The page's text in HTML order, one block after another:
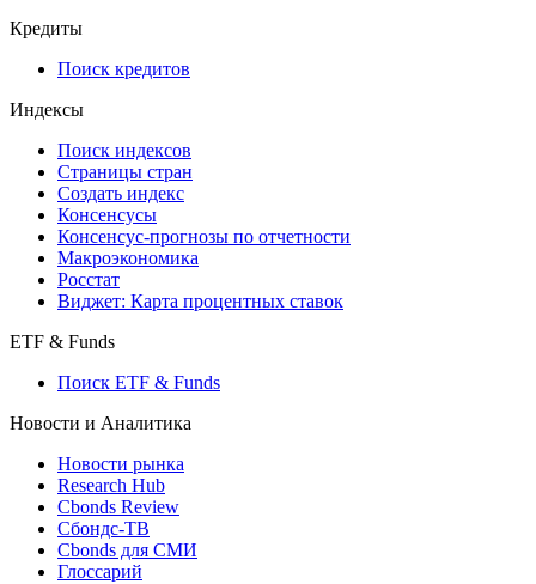
Кредиты
Поиск кредитов
Индексы
Поиск индексов
Страницы стран
Создать индекс
Консенсусы
Консенсус-прогнозы по отчетности
Макроэкономика
Росстат
Виджет: Карта процентных ставок
ETF & Funds
Поиск ETF & Funds
Новости и Аналитика
Новости рынка
Research Hub
Cbonds Review
Сбондс-ТВ
Cbonds для СМИ
Глоссарий